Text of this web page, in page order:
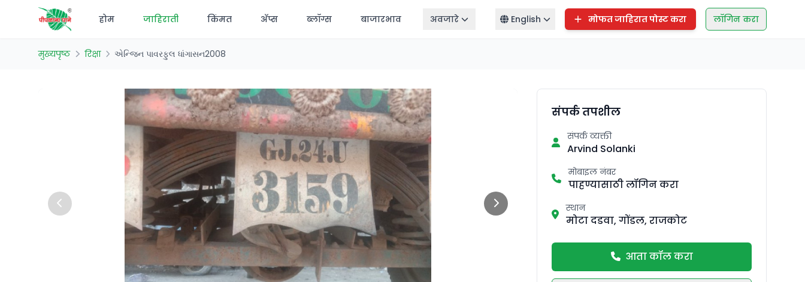
होम जाहिराती किंमत अ‍ॅप्स ब्लॉग्स बाजारभाव अवजारे English मोफत जाहिरात पोस्ट करा लॉगिन करा
मुख्यपृष्ठ रिक्षा એન્જિન પાવરફુલ ધાંગાસન2008
संपर्क तपशील
संपर्क व्यक्ती
Arvind Solanki
मोबाइल नंबर
पाहण्यासाठी लॉगिन करा
स्थान
मोटा दडवा, गोंडल, राजकोट
आता कॉल करा